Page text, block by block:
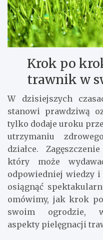
Krok po
trawnik w
W dzisiejszych
stanowi prawdziwą
tylko dodaje uroku
utrzymaniu
działce.
który może
odpowiedniej wiedzy
osiągnąć
omówimy, jak krok
swoim ogrodzie,
aspekty pielęgnacji